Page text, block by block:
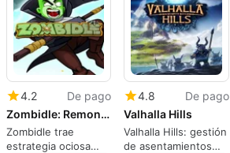
una estrategia móvil
social
arma
4.2
De pago
Zombidle: Remonstered
Zombidle trae
estrategia ociosa
4.8
De pago
Valhalla Hills
Valhalla Hills: gestión
de asentamientos